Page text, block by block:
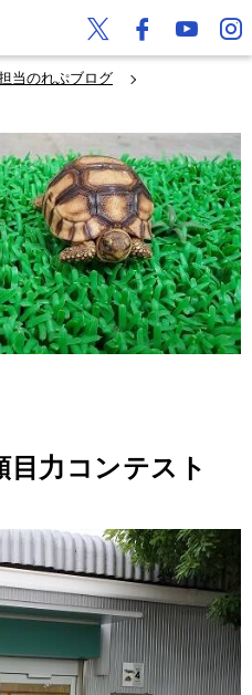
当のれぷブログ
目力コンテスト